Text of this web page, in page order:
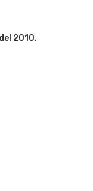
2010.